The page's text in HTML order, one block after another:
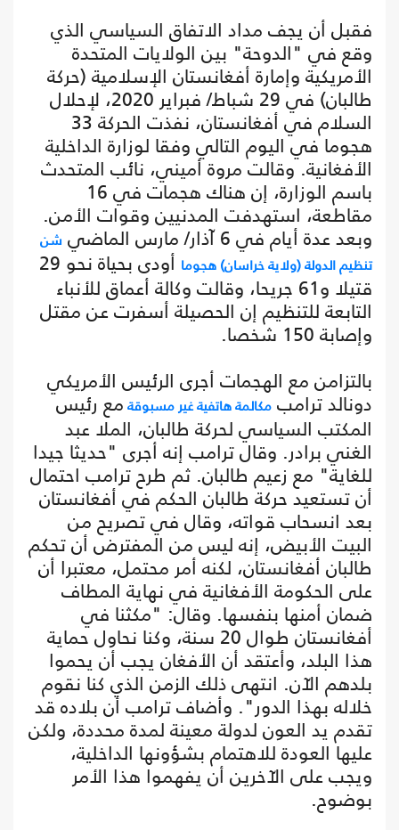
فقبل أن يجف مداد الاتفاق السياسي الذي
وقع في "الدوحة" بين الولايات المتحدة
الأمريكية وإمارة أفغانستان الإسلامية (حركة
طالبان) في 29 شباط/ فبراير 2020، لإحلال
السلام في أفغانستان، نفذت الحركة 33
هجوما في اليوم التالي وفقا لوزارة الداخلية
الأفغانية. وقالت مروة أميني، نائب المتحدث
باسم الوزارة، إن هناك هجمات في 16
مقاطعة، استهدفت المدنيين وقوات الأمن.
وبعد عدة أيام في 6 آذار/ مارس الماضي
شن
تنظيم الدولة (ولاية خراسان) هجوما
أودى بحياة نحو 29
قتيلا و61 جريحا، وقالت وكالة أعماق للأنباء
التابعة للتنظيم إن الحصيلة أسفرت عن مقتل
وإصابة 150 شخصا.
بالتزامن مع الهجمات أجرى الرئيس الأمريكي
دونالد ترامب مكالمة هاتفية غير مسبوقة مع رئيس
المكتب السياسي لحركة طالبان، الملا عبد
الغني برادر. وقال ترامب إنه أجرى "حديثا جيدا
للغاية" مع زعيم طالبان. ثم طرح ترامب احتمال
أن تستعيد حركة طالبان الحكم في أفغانستان
بعد انسحاب قواته، وقال في تصريح من
البيت الأبيض، إنه ليس من المفترض أن تحكم
طالبان أفغانستان، لكنه أمر محتمل، معتبرا أن
على الحكومة الأفغانية في نهاية المطاف
ضمان أمنها بنفسها. وقال: "مكثنا في
أفغانستان طوال 20 سنة، وكنا نحاول حماية
هذا البلد، وأعتقد أن الأفغان يجب أن يحموا
بلدهم الآن. انتهى ذلك الزمن الذي كنا نقوم
خلاله بهذا الدور". وأضاف ترامب أن بلاده قد
تقدم يد العون لدولة معينة لمدة محددة، ولكن
عليها العودة للاهتمام بشؤونها الداخلية،
ويجب على الآخرين أن يفهموا هذا الأمر
بوضوح.